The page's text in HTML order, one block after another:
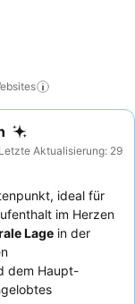
Aktualisierung: 29
ideal für
im Herzen
Lage in der
dem Haupt-